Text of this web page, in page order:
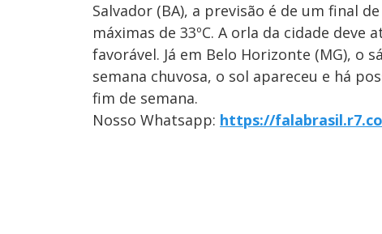
Salvador (BA), a previsão é de um final
máximas de 33ºC. A orla da cidade
favorável. Já em Belo Horizonte (MG), o
semana chuvosa, o sol apareceu e há
fim de semana.
Nosso Whatsapp: https://